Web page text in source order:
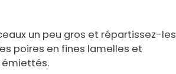
un peu gros et répartissez-les
poires en fines lamelles et